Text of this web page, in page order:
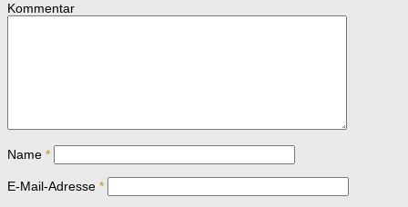
Kommentar
Name *
E-Mail-Adresse *